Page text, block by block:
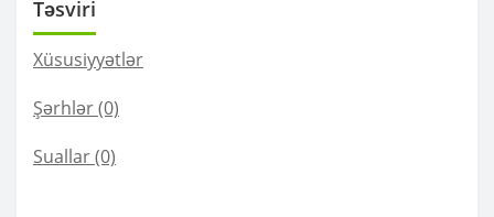
Təsviri
Xüsusiyyətlər
Şərhlər (0)
Suallar(0)